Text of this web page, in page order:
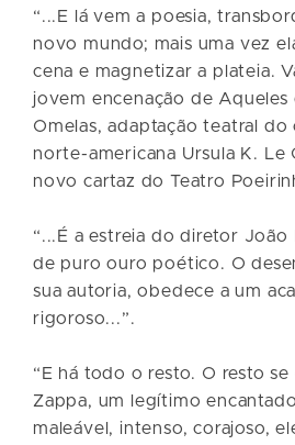
“...E lá vem a poesia,
novo mundo; mais uma vez
cena e magnetizar a plateia.
jovem encenação de Aqueles
Omelas, adaptação teatral
norte-americana Ursula K. Le
novo cartaz do Teatro
“...É a estreia do diretor João
de puro ouro poético. O
sua autoria, obedece a um
rigoroso...”.
“E há todo o resto. O resto
Zappa, um legítimo
maleável, intenso, corajoso,